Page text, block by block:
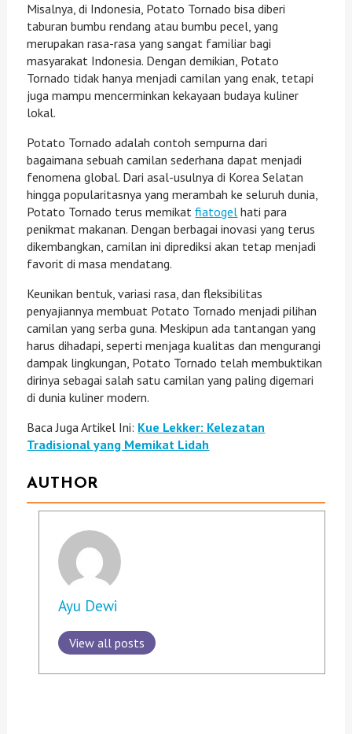
Misalnya, di Indonesia, Potato Tornado bisa diberi
taburan bumbu rendang atau bumbu pecel, yang
merupakan rasa-rasa yang sangat familiar bagi
masyarakat Indonesia. Dengan demikian, Potato
Tornado tidak hanya menjadi camilan yang enak, tetapi
juga mampu mencerminkan kekayaan budaya kuliner
lokal.
Potato Tornado adalah contoh sempurna dari
bagaimana sebuah camilan sederhana dapat menjadi
fenomena global. Dari asal-usulnya di Korea Selatan
hingga popularitasnya yang merambah ke seluruh dunia,
Potato Tornado terus memikatfiatogel hati para
penikmat makanan. Dengan berbagai inovasi yang terus
dikembangkan, camilan ini diprediksi akan tetap menjadi
favorit di masa mendatang.
Keunikan bentuk, variasi rasa, dan fleksibilitas
penyajiannya membuat Potato Tornado menjadi pilihan
camilan yang serba guna. Meskipun ada tantangan yang
harus dihadapi, seperti menjaga kualitas dan mengurangi
dampak lingkungan, Potato Tornado telah membuktikan
dirinya sebagai salah satu camilan yang paling digemari
di dunia kuliner modern.
Baca Juga Artikel Ini: Kue Lekker: Kelezatan
Tradisional yang Memikat Lidah
AUTHOR
Ayu Dewi
View all posts